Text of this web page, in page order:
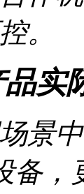
。
实
景
备，